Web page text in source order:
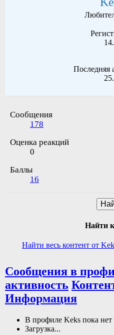
Последняя
Сообщения
178
Оценка реакций
0
Баллы
16
Найти
Найти весь контент от
Сообщения в
активность
Информация
В профиле Keks пока
Загрузка...